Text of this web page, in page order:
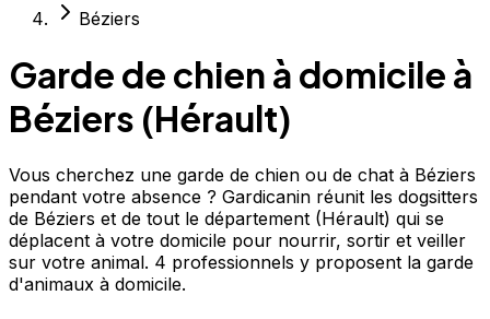
Béziers
Garde de chien à domicile à
Béziers (Hérault)
Vous cherchez une garde de chien ou de chat à Béziers
pendant votre absence ? Gardicanin réunit les dogsitters
de Béziers et de tout le département (Hérault) qui se
déplacent à votre domicile pour nourrir, sortir et veiller
sur votre animal. 4 professionnels y proposent la garde
d'animaux à domicile.